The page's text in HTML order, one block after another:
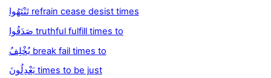
تَنْتَهُوا refrain cease desist times
صَدَقُوا truthful fulfill times to
يُخْلِفُ break fail times to
يَعْدِلُونَ times to be just